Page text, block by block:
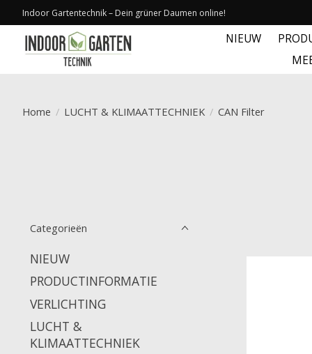
Indoor Gartentechnik – Dein grüner Daumen online!
NIEUW
Home / LUCHT & KLIMAATTECHNIEK / CAN Filter
Categorieën
NIEUW
PRODUCTINFORMATIE
VERLICHTING
LUCHT &
KLIMAATTECHNIEK